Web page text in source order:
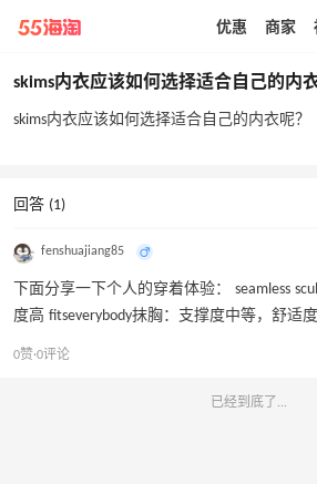
带你去官网买正品
优惠 商家
skims内衣应该如何选择适合自己的内衣
skims内衣应该如何选择适合自己的内衣呢？
回答 (1)
fenshuajiang85
下面分享一下个人的穿着体验： seamless
度高 fitseverybody抹胸：支撑度中等，舒适
撑度不强，舒适度高，大胸容易移位 naked
skims的bra产品做的都挺不错的，你可以根
0赞·0评论
已经到底了...